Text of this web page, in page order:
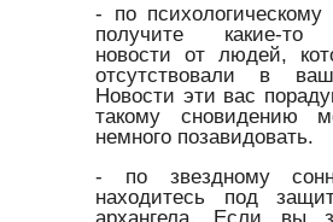
- по психологическому
получите какие-то
новости от людей,
отсутствовали в
Новости эти вас
такому сновидению
немного позавидовать.
- по звездному
находитесь под
архангела. Если вы